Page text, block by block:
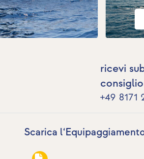
ricevi
consiglio
+49 8171
Scarica